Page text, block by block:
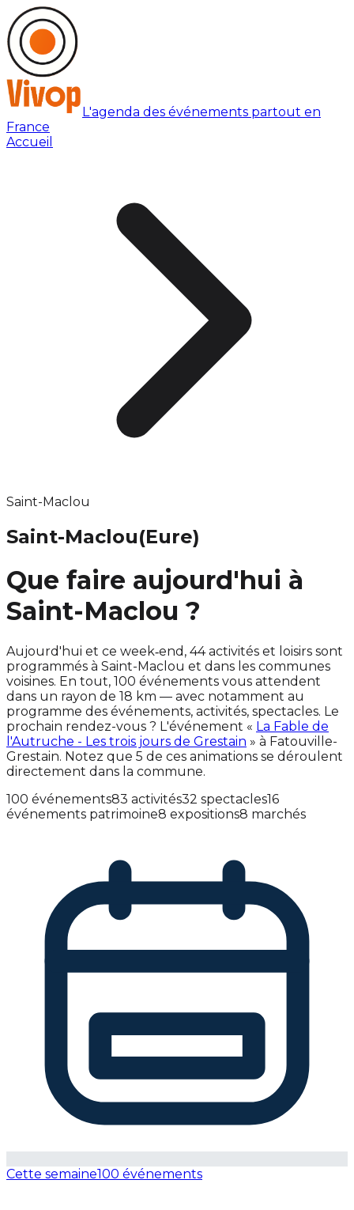
L'agenda des événements partout en
France
Accueil
Saint-Maclou
Saint-Maclou(Eure)
Que faire aujourd'hui à
Saint-Maclou ?
Aujourd'hui et ce week‑end, 44 activités et loisirs sont
programmés à Saint-Maclou et dans les communes
voisines. En tout, 100 événements vous attendent
dans un rayon de 18 km — avec notamment au
programme des événements, activités, spectacles. Le
prochain rendez-vous ? L'événement « La Fable de
l'Autruche - Les trois jours de Grestain » à Fatouville-
Grestain. Notez que 5 de ces animations se déroulent
directement dans la commune.
100 événements83 activités32 spectacles16
événements patrimoine8 expositions8 marchés
Cette semaine100 événements